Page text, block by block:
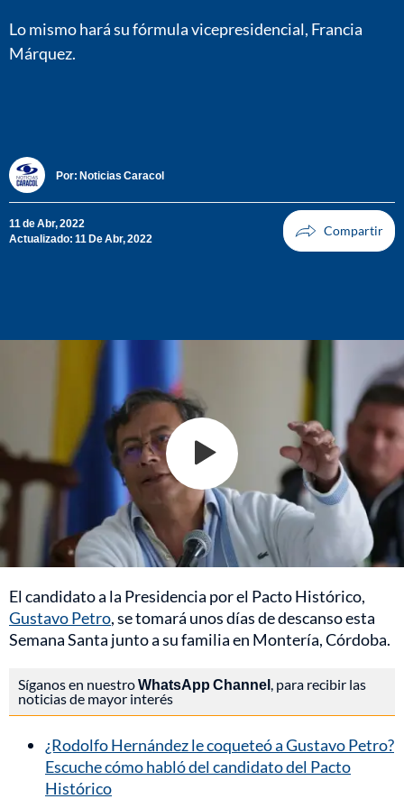
Lo mismo hará su fórmula vicepresidencial, Francia
Márquez.
Por: Noticias Caracol
11 de Abr, 2022
Actualizado: 11 De Abr, 2022
El candidato a la Presidencia por el Pacto Histórico,
Gustavo Petro, se tomará unos días de descanso esta
Semana Santa junto a su familia en Montería, Córdoba.
Síganos en nuestroWhatsApp Channel , para recibir las
noticias de mayor interés
¿Rodolfo Hernández le coqueteó a Gustavo Petro?
Escuche cómo habló del candidato del Pacto
Histórico